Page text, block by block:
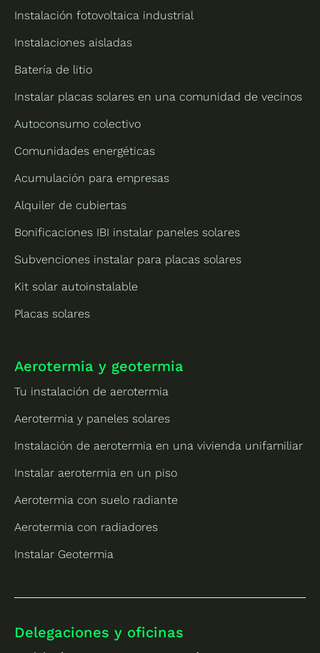
Instalación fotovoltaica industrial
Instalaciones aisladas
Batería de litio
Instalar placas solares en una comunidad de vecinos
Autoconsumo colectivo
Comunidades energéticas
Acumulación para empresas
Alquiler de cubiertas
Bonificaciones IBI instalar paneles solares
Subvenciones instalar para placas solares
Kit solar autoinstalable
Placas solares
Aerotermia y geotermia
Tu instalación de aerotermia
Aerotermia y paneles solares
Instalación de aerotermia en una vivienda unifamiliar
Instalar aerotermia en un piso
Aerotermia con suelo radiante
Aerotermia con radiadores
Instalar Geotermia
Delegaciones y oficinas